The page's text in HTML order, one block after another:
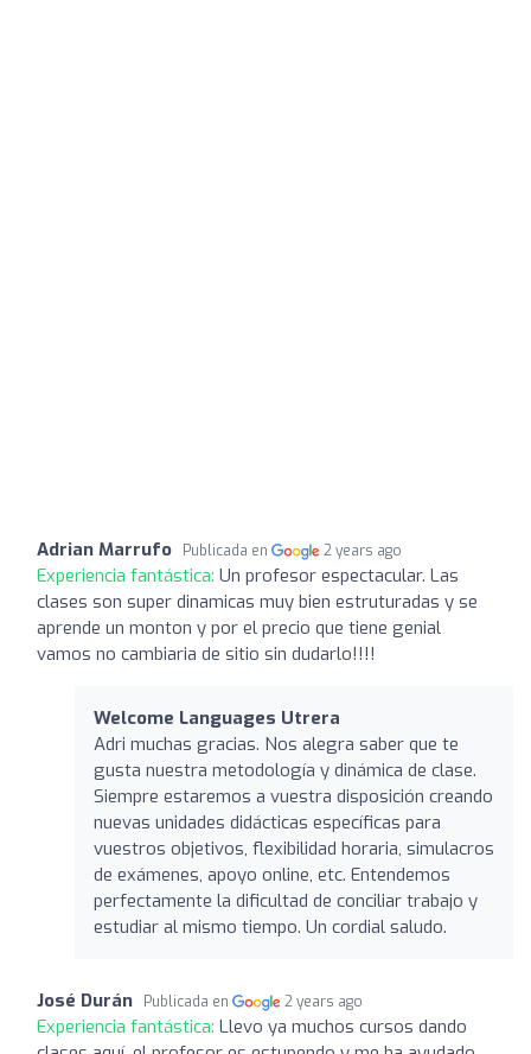
Adrian Marrufo Publicada en 2 years ago
Experiencia fantástica: Un profesor espectacular. Las
clases son super dinamicas muy bien estruturadas y se
aprende un monton y por el precio que tiene genial
vamos no cambiaria de sitio sin dudarlo!!!!
Welcome Languages Utrera
Adri muchas gracias. Nos alegra saber que te
gusta nuestra metodología y dinámica de clase.
Siempre estaremos a vuestra disposición creando
nuevas unidades didácticas específicas para
vuestros objetivos, flexibilidad horaria, simulacros
de exámenes, apoyo online, etc. Entendemos
perfectamente la dificultad de conciliar trabajo y
estudiar al mismo tiempo. Un cordial saludo.
José Durán Publicada en 2 years ago
Experiencia fantástica: Llevo ya muchos cursos dando